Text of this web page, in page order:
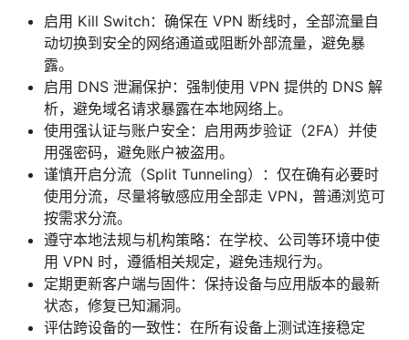
启用 Kill Switch：确保在 VPN 断线时，全部流量自
动切换到安全的网络通道或阻断外部流量，避免暴
露。
启用 DNS 泄漏保护：强制使用 VPN 提供的 DNS 解
析，避免域名请求暴露在本地网络上。
使用强认证与账户安全：启用两步验证（2FA）并使
用强密码，避免账户被盗用。
谨慎开启分流（Split Tunneling）：仅在确有必要时
使用分流，尽量将敏感应用全部走 VPN，普通浏览可
按需求分流。
遵守本地法规与机构策略：在学校、公司等环境中使
用 VPN 时，遵循相关规定，避免违规行为。
定期更新客户端与固件：保持设备与应用版本的最新
状态，修复已知漏洞。
评估跨设备的一致性：在所有设备上测试连接稳定